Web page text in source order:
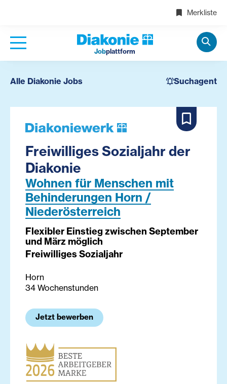
Merkliste
Jobplattform
Alle Diakonie Jobs Suchagent
Freiwilliges Sozialjahr der
Diakonie
Wohnen für Menschen mit
Behinderungen Horn /
Niederösterreich
Flexibler Einstieg zwischen September
und März möglich
Freiwilliges Sozialjahr
Horn
34 Wochenstunden
Jetzt bewerben